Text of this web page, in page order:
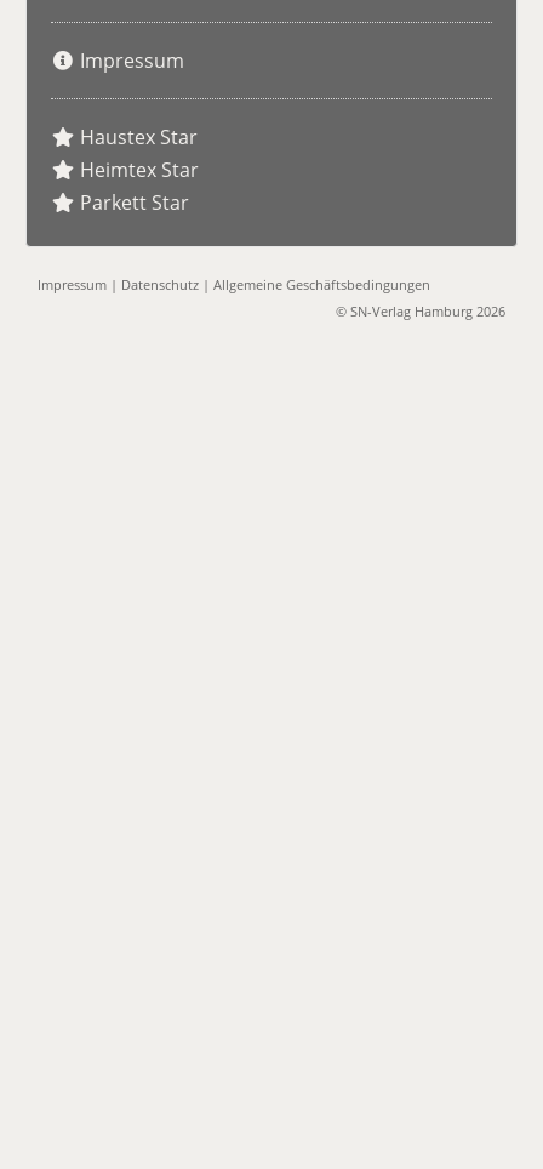
Impressum
Haustex Star
Heimtex Star
Parkett Star
Impressum | Datenschutz |Allgemeine Geschäftsbedingungen
© SN-Verlag Hamburg 2026